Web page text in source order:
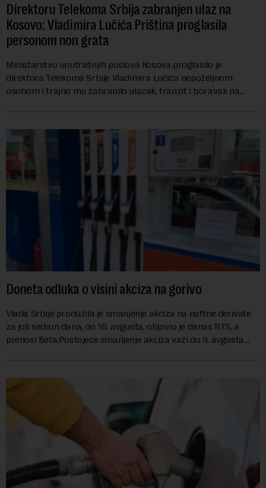
Direktoru Telekoma Srbija zabranjen ulaz na
Kosovo: Vladimira Lučića Priština proglasila
personom non grata
Ministarstvo unutrašnjih poslova Kosova proglasilo je
direktora Telekoma Srbije Vladimira Lučića nepoželjnom
osobom i trajno mu zabranilo ulazak, tranzit i boravak na
Doneta odluka o visini akciza na gorivo
Vlada Srbije produžila je smanjenje akciza na naftne derivate
za još sedam dana, do 16. avgusta, objavio je danas RTS, a
prenosi Beta.Postojeće smanjenje akciza važi do 9. avgusta